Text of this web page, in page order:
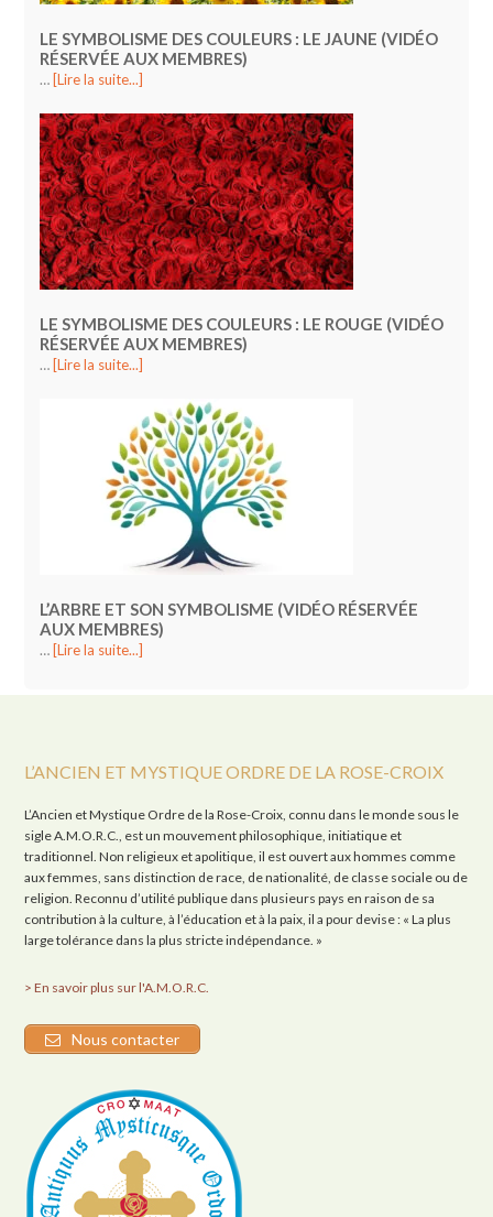
LE SYMBOLISME DES COULEURS : LE JAUNE (VIDÉO
RÉSERVÉE AUX MEMBRES)
… [Lire la suite...]
LE SYMBOLISME DES COULEURS : LE ROUGE (VIDÉO
RÉSERVÉE AUX MEMBRES)
… [Lire la suite...]
L’ARBRE ET SON SYMBOLISME (VIDÉO RÉSERVÉE
AUX MEMBRES)
… [Lire la suite...]
L’ANCIEN ET MYSTIQUE ORDRE DE LA ROSE-CROIX
L’Ancien et Mystique Ordre de la Rose-Croix, connu dans le monde sous le
sigle A.M.O.R.C., est un mouvement philosophique, initiatique et
traditionnel. Non religieux et apolitique, il est ouvert aux hommes comme
aux femmes, sans distinction de race, de nationalité, de classe sociale ou de
religion. Reconnu d’utilité publique dans plusieurs pays en raison de sa
contribution à la culture, à l’éducation et à la paix, il a pour devise : « La plus
large tolérance dans la plus stricte indépendance. »
> En savoir plus sur l'A.M.O.R.C.
Nous contacter